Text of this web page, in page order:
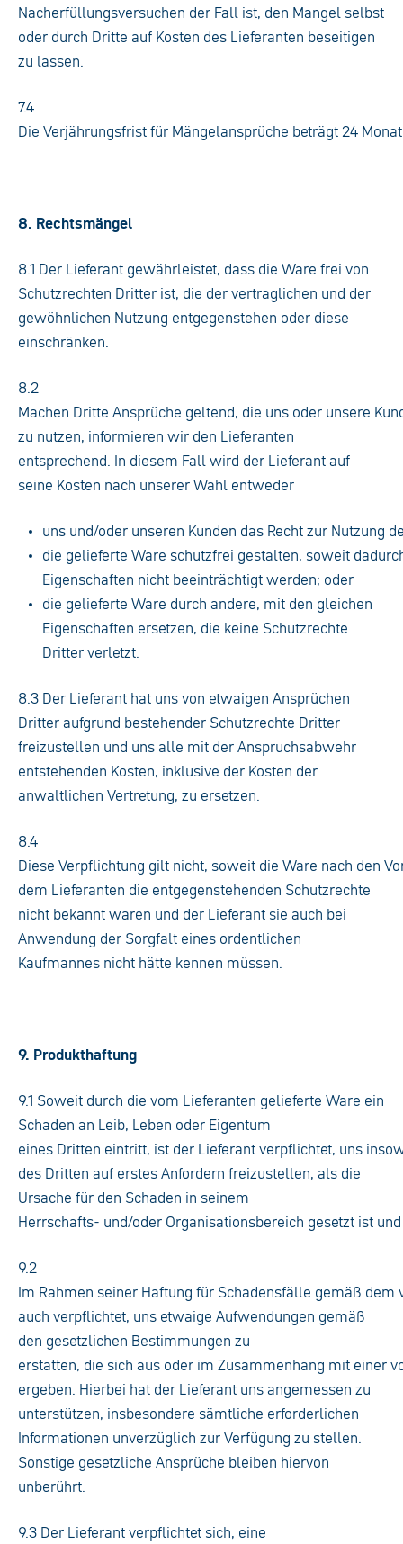
Nacherfüllungsversuchen der Fall ist, den Mangel selbst
oder durch Dritte auf Kosten des Lieferanten beseitigen
zu lassen.
7.4
Die Verjährungsfrist für Mängelansprüche beträgt 24
8. Rechtsmängel
8.1 Der Lieferant gewährleistet, dass die Ware frei von
Schutzrechten Dritter ist, die der vertraglichen und der
gewöhnlichen Nutzung entgegenstehen oder diese
einschränken.
8.2
Machen Dritte Ansprüche geltend, die uns oder unsere
zu nutzen, informieren wir den Lieferanten
entsprechend. In diesem Fall wird der Lieferant auf
seine Kosten nach unserer Wahl entweder
uns und/oder unseren Kunden das Recht zur Nutzung
die gelieferte Ware schutzfrei gestalten, soweit
Eigenschaften nicht beeinträchtigt werden; oder
die gelieferte Ware durch andere, mit den gleichen
Eigenschaften ersetzen, die keine Schutzrechte
Dritter verletzt.
8.3 Der Lieferant hat uns von etwaigen Ansprüchen
Dritter aufgrund bestehender Schutzrechte Dritter
freizustellen und uns alle mit der Anspruchsabwehr
entstehenden Kosten, inklusive der Kosten der
anwaltlichen Vertretung, zu ersetzen.
8.4
Diese Verpflichtung gilt nicht, soweit die Ware nach den
dem Lieferanten die entgegenstehenden Schutzrechte
nicht bekannt waren und der Lieferant sie auch bei
Anwendung der Sorgfalt eines ordentlichen
Kaufmannes nicht hätte kennen müssen.
9. Produkthaftung
9.1 Soweit durch die vom Lieferanten gelieferte Ware ein
Schaden an Leib, Leben oder Eigentum
eines Dritten eintritt, ist der Lieferant verpflichtet, uns
des Dritten auf erstes Anfordern freizustellen, als die
Ursache für den Schaden in seinem
Herrschafts- und/oder Organisationsbereich gesetzt ist
9.2
Im Rahmen seiner Haftung für Schadensfälle gemäß dem
auch verpflichtet, uns etwaige Aufwendungen gemäß
den gesetzlichen Bestimmungen zu
erstatten, die sich aus oder im Zusammenhang mit einer
ergeben. Hierbei hat der Lieferant uns angemessen zu
unterstützen, insbesondere sämtliche erforderlichen
Informationen unverzüglich zur Verfügung zu stellen.
Sonstige gesetzliche Ansprüche bleiben hiervon
unberührt.
9.3 Der Lieferant verpflichtet sich, eine